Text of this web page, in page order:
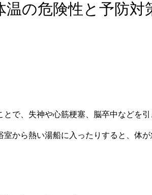
温の危険性と予防対
で、失神や心筋梗塞、脳卒中などを
から熱い湯船に入ったりすると、体